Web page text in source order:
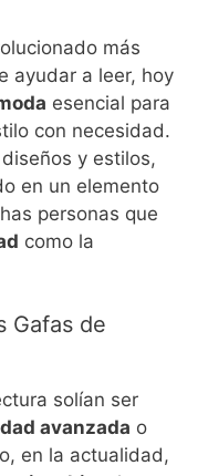
más
ayudar a leer, hoy
esencial para
con necesidad.
y estilos,
en un elemento
personas que
como la
Gafas de
solían ser
avanzada o
en la actualidad,